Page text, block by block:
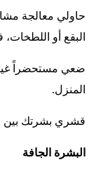
حاولي معالجة
البقع أو
ضعي مستحضراً
المنزل.
قشري بشرتك بين
البشرة الجافة